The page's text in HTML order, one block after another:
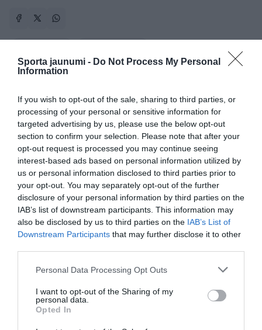
Sporta jaunumi - Do Not Process My Personal
Information
If you wish to opt-out of the sale, sharing to third parties, or
processing of your personal or sensitive information for
targeted advertising by us, please use the below opt-out
section to confirm your selection. Please note that after your
opt-out request is processed you may continue seeing
interest-based ads based on personal information utilized by
us or personal information disclosed to third parties prior to
your opt-out. You may separately opt-out of the further
disclosure of your personal information by third parties on the
IAB’s list of downstream participants. This information may
also be disclosed by us to third parties on the IAB’s List of
Downstream Participants that may further disclose it to other
Please note that this website/app uses one or more Google
not limited to your visit or usage behaviour. You may click to
grant or deny consent to Google and its third-party tags to
use your data for below specified purposes in below Google
Personal Data Processing Opt Outs
I want to opt-out of the Sharing of my
personal data.
Opted In
CITS NO ŠĪS TĒMAS
Beruē uguņo! Latvijas U-16 basketbola
izlase Eiropas čempionātu sāk ar
uzvaru
“Esmu lepna uzsākt jaunu dzīves
nodaļu,” Elīna Babkina nāk klajā ar
jaunumiem
FOTO. Raiskumā atklāj FIBA
standartiem atbilstošu āra basketbola
laukumu